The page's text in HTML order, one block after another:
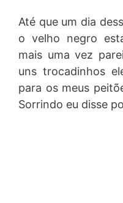
Até que um dia
o velho negro
mais uma vez
uns trocadinhos
para os meus
Sorrindo eu disse